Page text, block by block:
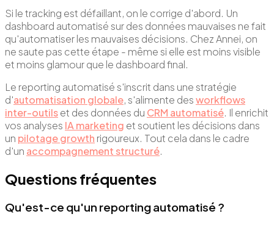
Si le tracking est défaillant, on le corrige d'abord. Un
dashboard automatisé sur des données mauvaises ne fait
qu'automatiser les mauvaises décisions. Chez Annei, on
ne saute pas cette étape - même si elle est moins visible
et moins glamour que le dashboard final.
Le reporting automatisé s'inscrit dans une stratégie
d'automatisation globale, s'alimente desworkflows
inter-outilset des données du CRM automatisé. Il enrichit
vos analyses IA marketing et soutient les décisions dans
un pilotage growth rigoureux. Tout cela dans le cadre
d'un accompagnement structuré.
Questions fréquentes
Qu'est-ce qu'un reporting automatisé ?